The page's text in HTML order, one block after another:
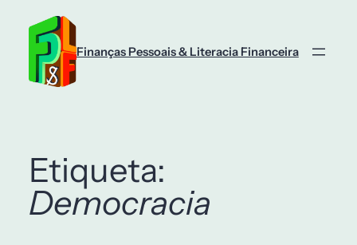
conteúdo
Finanças Pessoais & Literacia Financeira
Etiqueta:
Democracia